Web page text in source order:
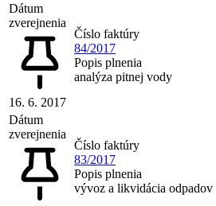
Dátum
zverejnenia
16. 6. 2017
Číslo faktúry
84/2017
Popis plnenia
analýza pitnej vody
Dátum
zverejnenia
Číslo faktúry
83/2017
Popis plnenia
vývoz a likvidácia odpadov